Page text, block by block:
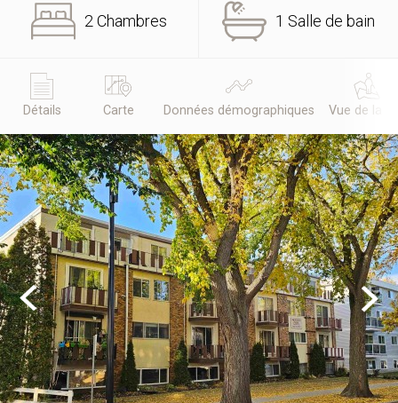
2 Chambres 1 Salle de bain
Détails Carte Données démographiques Vue de la
Previous Next